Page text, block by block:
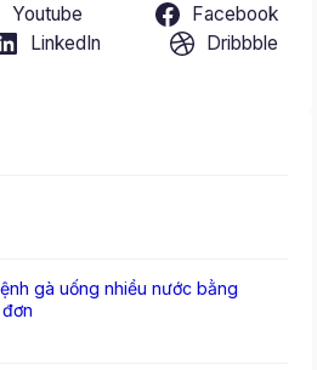
Youtube
Facebook
LinkedIn Dribbble
gà uống nhiều nước bằng